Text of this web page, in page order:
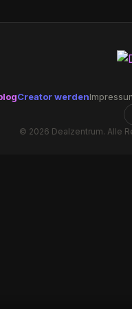
Creator werden
© 2026 Dealzentrum. Alle